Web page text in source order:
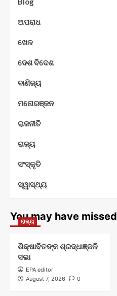
ଅପରାଧ
ଖେଳ
ଦେଶ ବିଦେଶ
ବାଣିଜ୍ୟ
ମନୋରଞ୍ଜନ
ରାଜନୀତି
ରାଜ୍ୟ
ସଂସ୍କୃତି
ସ୍ୱାସ୍ଥ୍ୟ
You may have missed
ରାଜ୍ୟ
ଶିକ୍ଷାବିତଙ୍କ ଶ୍ରଦ୍ଧାଞ୍ଜଳି
ସଭା
EPA editor
August 7, 2026
0